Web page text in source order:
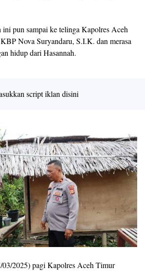
pun sampai ke telinga Kapolres Aceh
Nova Suryandaru, S.I.K. dan merasa
hidup dari Hasannah.
script iklan disini
03/2025) pagi Kapolres Aceh Timur